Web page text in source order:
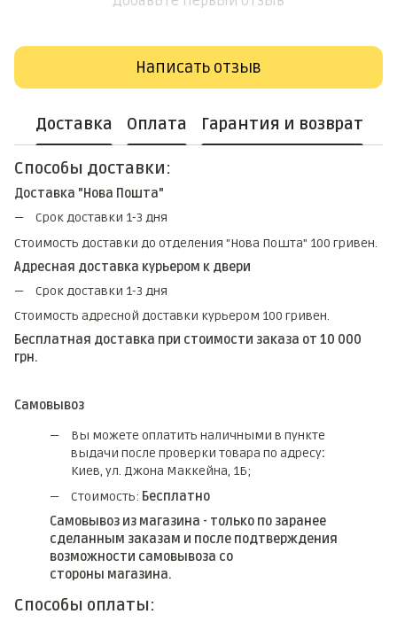
Написать отзыв
Доставка Оплата Гарантия и возврат
Способы доставки:
Доставка "Нова Пошта"
Срок доставки 1-3 дня
Стоимость доставки до отделения "Нова Пошта" 100 гривен.
Адресная доставка курьером к двери
Срок доставки 1-3 дня
Стоимость адресной доставки курьером 100 гривен.
Бесплатная доставка при стоимости заказа от 10 000
грн.
Самовывоз
Вы можете оплатить наличными в пункте
выдачи после проверки товара по адресу:
Киев, ул. Джона Маккейна, 1Б;
Стоимость: Бесплатно
Самовывоз из магазина - только по заранее
сделанным заказам и после подтверждения
возможности самовывоза со
стороны магазина.
Способы оплаты: